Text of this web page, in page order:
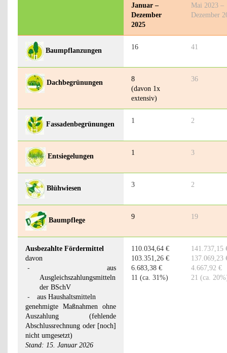
Januar –
Dezember
2025
Mai 2023 –
Dezember
Baumpflanzungen 16 41
Dachbegrünungen
8
(davon 1x
extensiv)
36
Fassadenbegrünungen 1 2
Entsiegelungen 1 3
Blühwiesen 3 2
Baumpflege 9 19
Ausbezahlte Fördermittel
davon
-
aus
Ausgleichszahlungsmitteln
der BSchV
-
aus Haushaltsmitteln
genehmigte Maßnahmen ohne
Auszahlung (fehlende
Abschlussrechnung oder [noch]
nicht umgesetzt)
Stand: 15. Januar 2026
110.034,64 €
103.351,26 €
6.683,38 €
11 (ca. 31%)
141.737,15
137.069,23
4.667,92 €
21 (ca.